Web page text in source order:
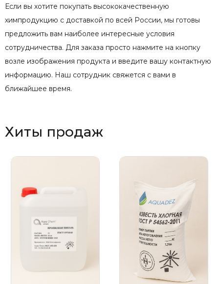
Если вы хотите покупать высококачественную
химпродукцию с доставкой по всей России, мы готовы
предложить вам наиболее интересные условия
сотрудничества. Для заказа просто нажмите на кнопку
возле изображения продукта и введите вашу контактную
информацию. Наш сотрудник свяжется с вами в
ближайшее время.
Хиты продаж